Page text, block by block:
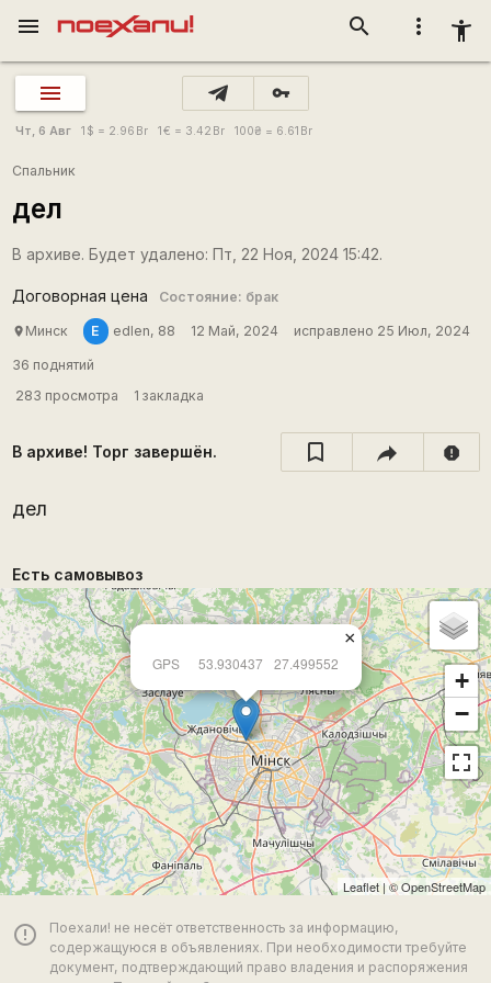
more_vert accessibility_new
search
menu
vpn_key
Чт, 6 Авг 1 $ = 2.96 Br 1€ = 3.42 Br 100₴ = 6.61 Br
Спальник
дел
В архиве. Будет удалено: Пт, 22 Ноя, 2024 15:42.
Договорная цена Состояние: брак
place Минск E edlen, 88 12 Май, 2024 исправлено 25 Июл, 2024
36 поднятий
283 просмотра
1 закладка
В архиве! Торг завершён. report
дел
Есть самовывоз
GPS 53.930437 27.499552
×
+
−
Leaflet | ©OpenStreetMap
error_outline
Поехали! не несёт ответственность за информацию,
содержащуюся в объявлениях. При необходимости требуйте
документ, подтверждающий право владения и распоряжения